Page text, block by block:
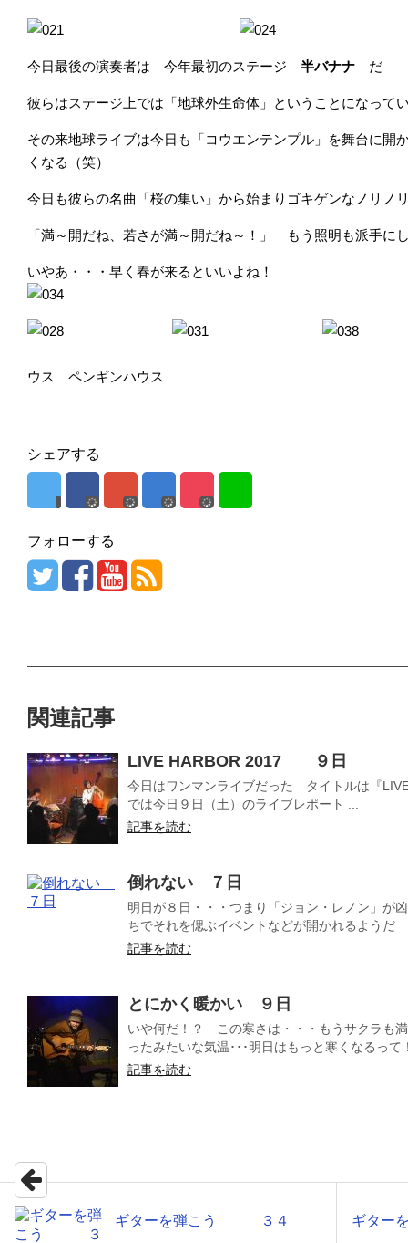
今日最後の演奏者は 今年最初のステージ 半バナナ だ
彼らはステージ上では「地球外生命体」ということになって
その来地球ライブは今日も「コウエンテンプル」を舞台に開
くなる（笑）
今日も彼らの名曲「桜の集い」から始まりゴキゲンなノリノ
「満～開だね、若さが満～開だね～！」 もう照明も派手に
いやあ・・・早く春が来るといいよね！
ウス ペンギンハウス
シェアする
フォローする
関連記事
LIVE HARBOR 2017 ９日
今日はワンマンライブだった タイトルは『
では今日９日（土）のライブレポート ...
記事を読む
倒れない ７日
明日が８日・・・つまり「ジョン・レノン」が
ちでそれを偲ぶイベントなどが開かれるようだ
記事を読む
とにかく暖かい ９日
いや何だ！？ この寒さは・・・もうサクラも
ったみたいな気温･･･明日はもっと寒くなるっ
記事を読む
ギターを弾こう ３４ ギタ